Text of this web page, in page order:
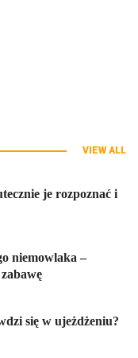
VIEW ALL
je rozpoznać i
niemowlaka –
się w ujeżdżeniu?